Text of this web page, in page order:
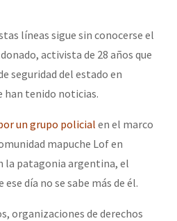
líneas sigue sin conocerse el
activista de 28 años que
seguridad del estado en
han tenido noticias.
un grupo policial en el marco
mapuche Lof en
la patagonia argentina, el
día no se sabe más de él.
organizaciones de derechos